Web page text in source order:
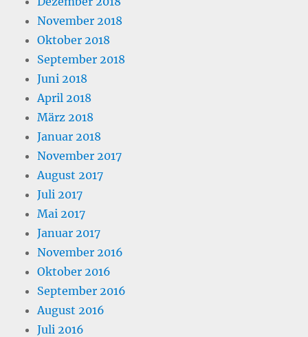
November 2018
Oktober 2018
September 2018
Juni 2018
April 2018
März 2018
Januar 2018
November 2017
August 2017
Juli 2017
Mai 2017
Januar 2017
November 2016
Oktober 2016
September 2016
August 2016
Juli 2016